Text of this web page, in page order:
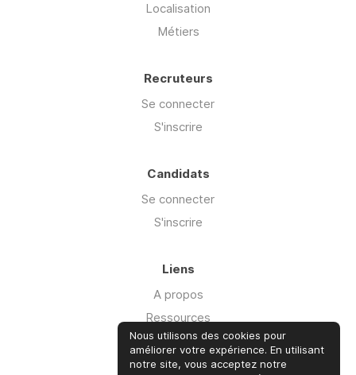
Localisation
Métiers
Recruteurs
Se connecter
S'inscrire
Candidats
Se connecter
S'inscrire
Liens
A propos
Ressources
Advisory
Offre Cyber'isk
Nous utilisons des cookies pour
améliorer votre expérience. En utilisant
notre site, vous acceptez notre